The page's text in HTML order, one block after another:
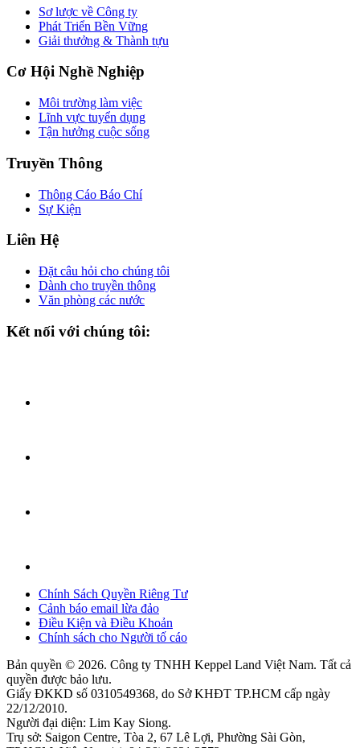
Sơ lược về Công ty
Phát Triển Bền Vững
Giải thưởng & Thành tựu
Cơ Hội Nghề Nghiệp
Môi trường làm việc
Lĩnh vực tuyển dụng
Tận hưởng cuộc sống
Truyền Thông
Thông Cáo Báo Chí
Sự Kiện
Liên Hệ
Đặt câu hỏi cho chúng tôi
Dành cho truyền thông
Văn phòng các nước
Kết nối với chúng tôi:
Chính Sách Quyền Riêng Tư
Cảnh báo email lừa đảo
Điều Kiện và Điều Khoản
Chính sách cho Người tố cáo
Bản quyền © 2026. Công ty TNHH Keppel Land Việt Nam. Tất cả
quyền được bảo lưu.
Giấy ĐKKD số 0310549368, do Sở KHĐT TP.HCM cấp ngày
22/12/2010.
Người đại diện: Lim Kay Siong.
Trụ sở: Saigon Centre, Tòa 2, 67 Lê Lợi, Phường Sài Gòn,